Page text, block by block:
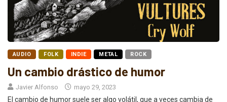
AUDIO FOLK INDIE METAL ROCK
Un cambio drástico de humor
Javier Alfonso mayo 29, 2023
El cambio de humor suele ser algo volátil, que a veces cambia de